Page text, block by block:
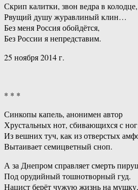
Скрип калитки, звон ведра в колодце,
Рвущий душу журавлиный клин…
Без меня Россия обойдётся,
Без России я непредставим.
25 ноября 2014 г.
* * *
Синкопы капель, анонимен автор
Хрустальных нот, сбивающихся с
Из вешних туч, как из отверстых
Вытаивает семицветный сноп.
А за Днепром справляет смерть
Под орудийный тошнотворный гуд.
Нацист берёт чужую жизнь на мушку,